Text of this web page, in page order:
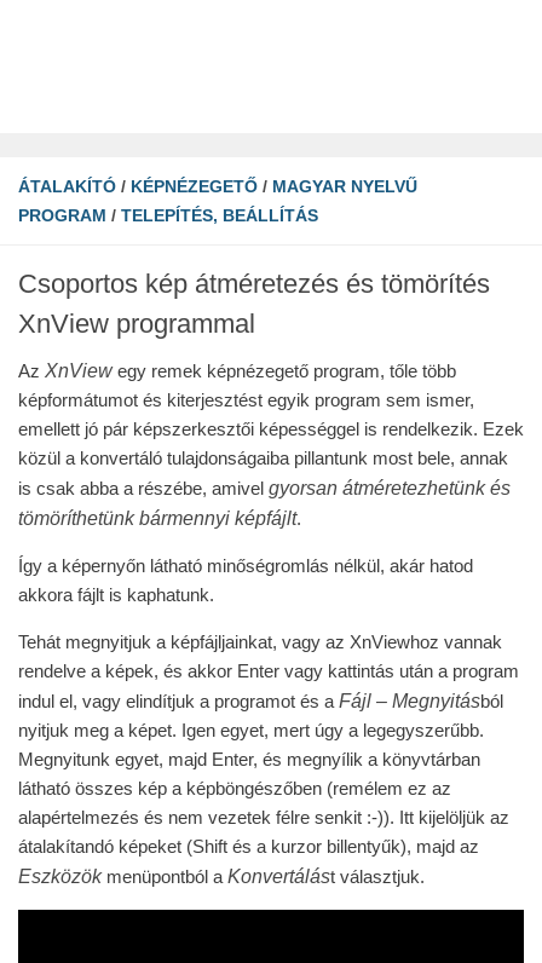
ÁTALAKÍTÓ / KÉPNÉZEGETŐ / MAGYAR NYELVŰ
PROGRAM / TELEPÍTÉS, BEÁLLÍTÁS
Csoportos kép átméretezés és tömörítés
XnView programmal
Az XnViewegy remek képnézegető program, tőle több
képformátumot és kiterjesztést egyik program sem ismer,
emellett jó pár képszerkesztői képességgel is rendelkezik. Ezek
közül a konvertáló tulajdonságaiba pillantunk most bele, annak
is csak abba a részébe, amivel gyorsan átméretezhetünk és
tömöríthetünk bármennyi képfájlt.
Így a képernyőn látható minőségromlás nélkül, akár hatod
akkora fájlt is kaphatunk.
Tehát megnyitjuk a képfájljainkat, vagy az XnViewhoz vannak
rendelve a képek, és akkor Enter vagy kattintás után a program
indul el, vagy elindítjuk a programot és a Fájl – Megnyitásból
nyitjuk meg a képet. Igen egyet, mert úgy a legegyszerűbb.
Megnyitunk egyet, majd Enter, és megnyílik a könyvtárban
látható összes kép a képböngészőben (remélem ez az
alapértelmezés és nem vezetek félre senkit :-)). Itt kijelöljük az
átalakítandó képeket (Shift és a kurzor billentyűk), majd az
Eszközökmenüpontból a Konvertálást választjuk.